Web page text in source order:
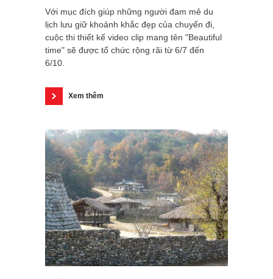
Với mục đích giúp những người đam mê du
lịch lưu giữ khoảnh khắc đẹp của chuyến đi,
cuộc thi thiết kế video clip mang tên "Beautiful
time" sẽ được tổ chức rộng rãi từ 6/7 đến
6/10.
Xem thêm